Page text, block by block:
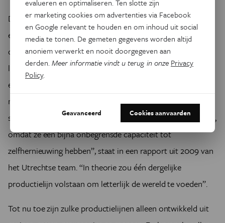
De Utrechtse wetenschappers probeerden te werken met
embryonale stamcellen van varkens. In normale
omstandigheden kunnen deze cellen zich gedurende
langere tijd verdubbelen, wat betekent dat 10 cellen tot een
enorme hoeveelheid vlees kunnen uitgroeien in maar twee
maanden tijd: naar schatting 50.000 ton. “Embryonale
stamcellen zouden ideaal kweekmateriaal zijn voor dit doel,
omdat ze een bijna onbegrensde capaciteit tot
zelfhernieuwing hebben”, staat in een rapport uit 2009 van
het Utrechtse team. “In theorie zou één dergelijke
productielijn volstaan om letterlijk de wereld te voeden”.
Tot nu toe zijn zulke productielijnen alleen ontwikkeld uit
evalueren en optimaliseren. Ten slotte zijn
er marketing cookies om advertenties via Facebook
en Google relevant te houden en om inhoud uit social
media te tonen. De gemeten gegevens worden altijd
anoniem verwerkt en nooit doorgegeven aan
derden.Meer informatie vindt u terug in onze Privacy
Policy.
Geavanceerd Cookies aanvaarden